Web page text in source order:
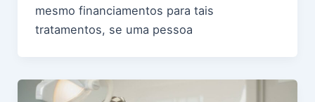
mesmo financiamentos para tais
tratamentos, se uma pessoa